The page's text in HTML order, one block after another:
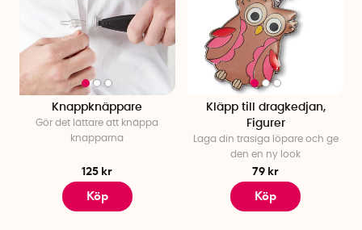
Knappknäppare
Gör det lättare att knäppa
knapparna
125 kr
Köp
Kläpp till dragkedjan,
Figurer
Laga din trasiga löpare och ge
den en ny look
79 kr
Köp